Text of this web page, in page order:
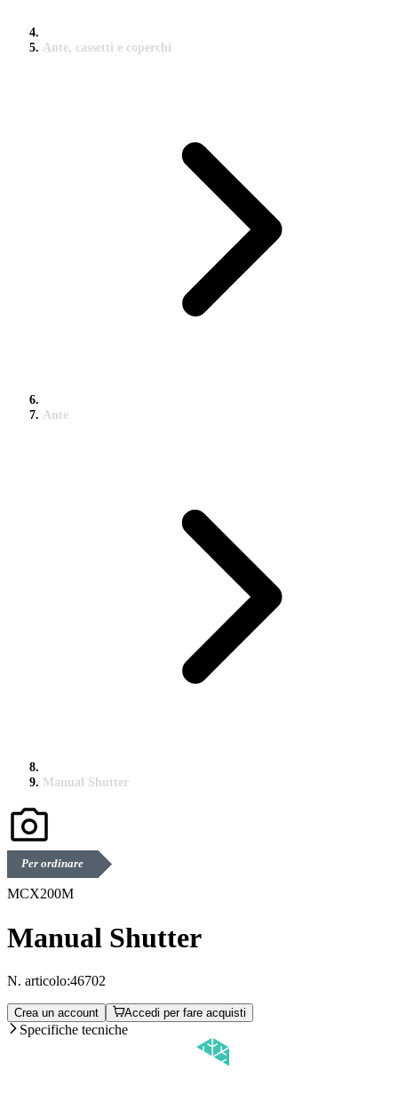
Ante, cassetti e coperchi
Ante
Manual Shutter
Per ordinare
MCX200M
Manual Shutter
N. articolo:46702
Crea un account Accedi per fare acquisti
Specifiche tecniche